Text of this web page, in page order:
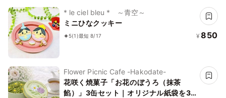
* le ciel bleu * ～青空～
ミニひなクッキー
5(1)最短 8/17 ¥ 850
Flower Picnic Cafe -Hakodate-
花咲く焼菓子「お花のぼうろ（抹茶
餡）」3缶セット｜オリジナル紙袋を3